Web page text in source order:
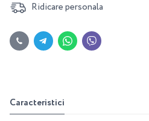
Ridicare personala
Caracteristici